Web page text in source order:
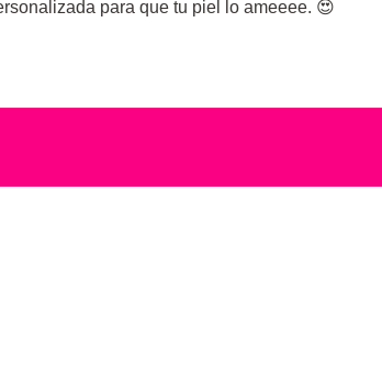
para que tu piel lo ameeee. 😍